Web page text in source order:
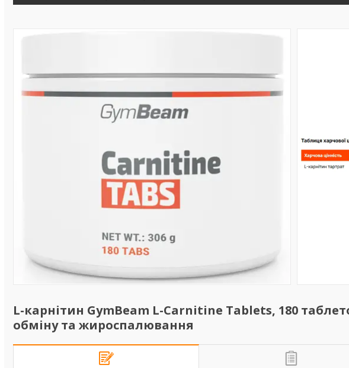
L-карнітин GymBeam L-Carnitine Tablets, 180
обміну та жироспалювання